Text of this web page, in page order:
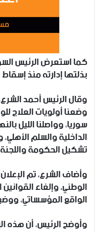
كما استعرض الرئيس
بذلتها إدارته منذ
وقال الرئيس أحمد
وضعنا أولويات العلاج
سوريا، وواصلنا الليل
الداخلية والسلم
تشكيل الحكومة واللجنة
وأضاف الشرع، تم
الوطني، وإلغاء
الواقع المؤسساتي،
وأوضح الرئيس، أن هذه